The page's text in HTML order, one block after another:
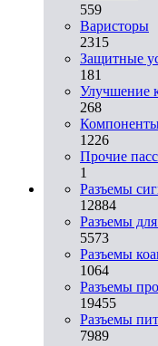
559
Варисторы
2315
Защитные
181
Улучшение
268
1226
Прочие
1
Разъeмы
12884
Разъeмы
5573
Разъeмы
1064
Разъeмы
19455
Разъeмы
7989